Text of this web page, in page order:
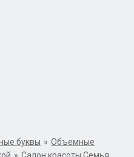
буквы » Объемные
» Салон красоты Семья